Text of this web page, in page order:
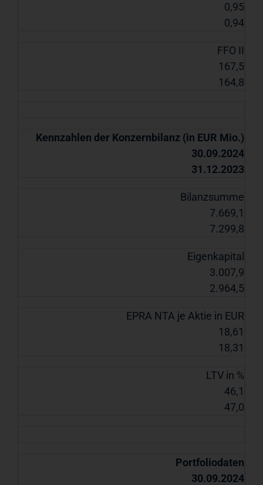
0,95
0,94
FFO II
167,5
164,8
Kennzahlen der Konzernbilanz (in EUR Mio.)
30.09.2024
31.12.2023
Bilanzsumme
7.669,1
7.299,8
Eigenkapital
3.007,9
2.964,5
EPRA NTA je Aktie in EUR
18,61
18,31
LTV in %
46,1
47,0
Portfoliodaten
30.09.2024